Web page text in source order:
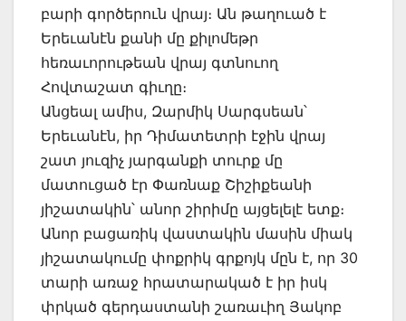
բարի գործերուն վրայ։ Ան թաղուած է
Երեւանէն քանի մը քիլոմեթր
հեռաւորութեան վրայ գտնուող
Հովտաշատ գիւղը։
Անցեալ ամիս, Զարմիկ Սարգսեան՝
Երեւանէն, իր Դիմատետրի էջին վրայ
շատ յուզիչ յարգանքի տուրք մը
մատուցած էր Փառնաք Շիշիքեանի
յիշատակին՝ անոր շիրիմը այցելելէ ետք։
Անոր բացառիկ վաստակին մասին միակ
յիշատակումը փոքրիկ գրքոյկ մըն է, որ 30
տարի առաջ հրատարակած է իր իսկ
փրկած գերդաստանի շառաւիղ Յակոբ